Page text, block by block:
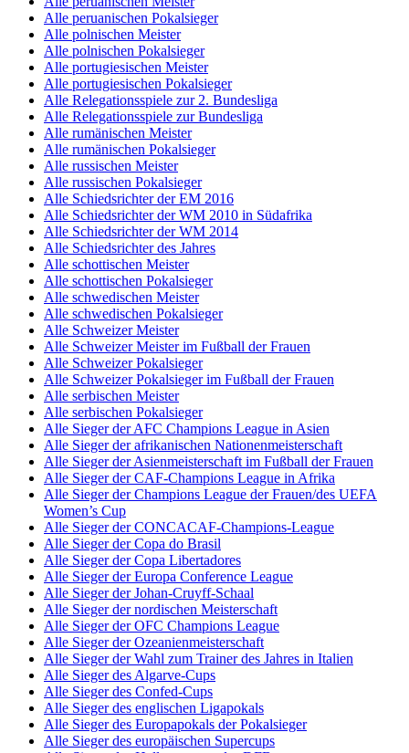
Alle peruanischen Pokalsieger
Alle polnischen Meister
Alle polnischen Pokalsieger
Alle portugiesischen Meister
Alle portugiesischen Pokalsieger
Alle Relegationsspiele zur 2. Bundesliga
Alle Relegationsspiele zur Bundesliga
Alle rumänischen Meister
Alle rumänischen Pokalsieger
Alle russischen Meister
Alle russischen Pokalsieger
Alle Schiedsrichter der EM 2016
Alle Schiedsrichter der WM 2010 in Südafrika
Alle Schiedsrichter der WM 2014
Alle Schiedsrichter des Jahres
Alle schottischen Meister
Alle schottischen Pokalsieger
Alle schwedischen Meister
Alle schwedischen Pokalsieger
Alle Schweizer Meister
Alle Schweizer Meister im Fußball der Frauen
Alle Schweizer Pokalsieger
Alle Schweizer Pokalsieger im Fußball der Frauen
Alle serbischen Meister
Alle serbischen Pokalsieger
Alle Sieger der AFC Champions League in Asien
Alle Sieger der afrikanischen Nationenmeisterschaft
Alle Sieger der Asienmeisterschaft im Fußball der Frauen
Alle Sieger der CAF-Champions League in Afrika
Alle Sieger der Champions League der Frauen/des UEFA
Women’s Cup
Alle Sieger der CONCACAF-Champions-League
Alle Sieger der Copa do Brasil
Alle Sieger der Copa Libertadores
Alle Sieger der Europa Conference League
Alle Sieger der Johan-Cruyff-Schaal
Alle Sieger der nordischen Meisterschaft
Alle Sieger der OFC Champions League
Alle Sieger der Ozeanienmeisterschaft
Alle Sieger der Wahl zum Trainer des Jahres in Italien
Alle Sieger des Algarve-Cups
Alle Sieger des Confed-Cups
Alle Sieger des englischen Ligapokals
Alle Sieger des Europapokals der Pokalsieger
Alle Sieger des europäischen Supercups